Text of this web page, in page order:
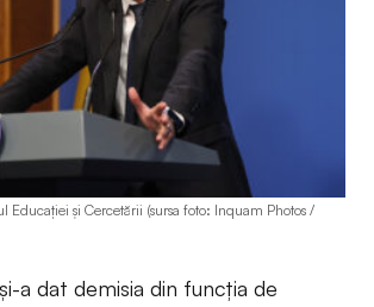
Educaţiei şi Cercetării (sursa foto: Inquam Photos /
și-a dat demisia din funcția de